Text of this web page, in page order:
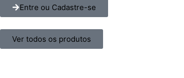
Entre ou Cadastre-se
Ver todos os produtos